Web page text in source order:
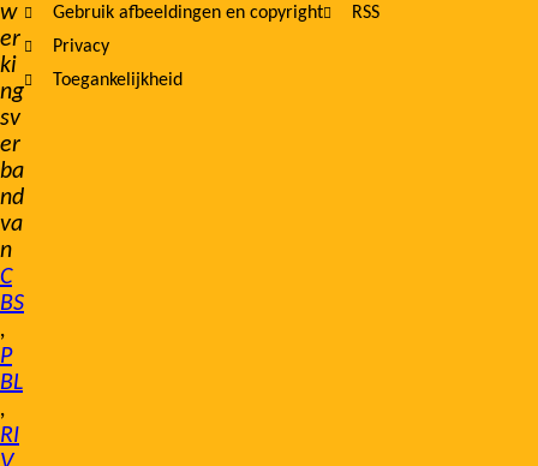
w
er
ki
ng
sv
er
ba
nd
va
n
C
BS
,
P
BL
,
RI
Gebruik afbeeldingen en copyright
Privacy
Toegankelijkheid
RSS